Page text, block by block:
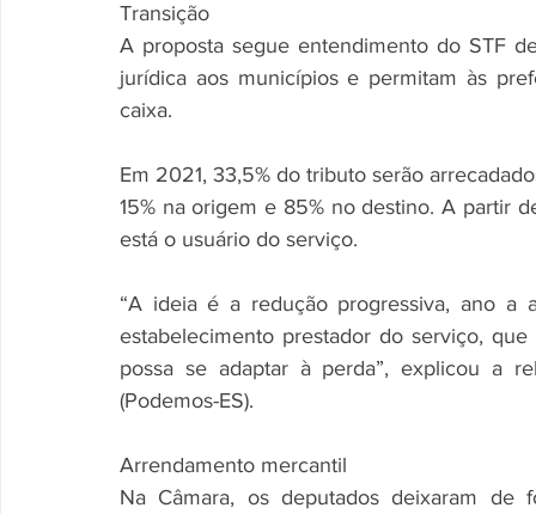
Transição
A proposta segue entendimento do STF
jurídica aos municípios e permitam às
caixa.
Em 2021, 33,5% do tributo serão
15% na origem e 85% no destino. A partir
está o usuário do serviço.
“A ideia é a redução progressiva, ano
estabelecimento prestador do serviço,
possa se adaptar à perda”, explicou a
(Podemos-ES).
Arrendamento mercantil
Na Câmara, os deputados deixaram de